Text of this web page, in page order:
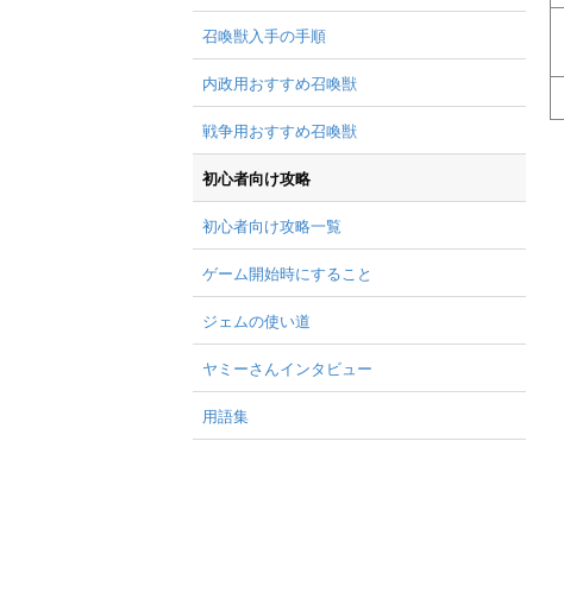
召喚獣入手の手順
内政用おすすめ召喚獣
戦争用おすすめ召喚獣
初心者向け攻略
初心者向け攻略一覧
ゲーム開始時にすること
ジェムの使い道
ヤミーさんインタビュー
用語集